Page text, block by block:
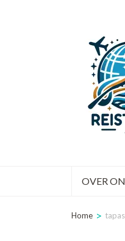
OVER
Home >